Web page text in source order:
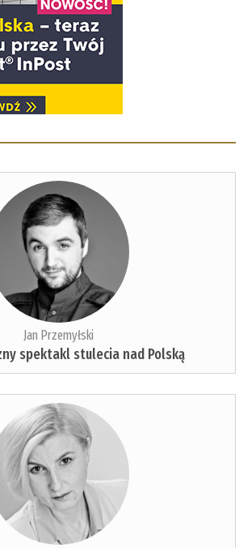
Jan Przemyłski
spektakl stulecia nad Polską